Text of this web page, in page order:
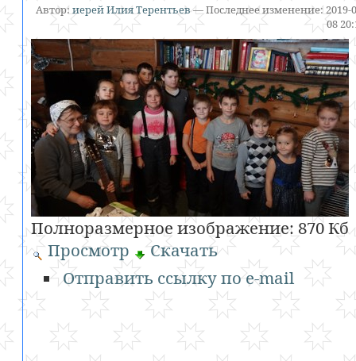
Автор:иерей Илия Терентьев—Последнее изменение:2019-
08
Полноразмерное изображение: 870 Кб
Просмотр
Скачать
Отправить ссылку по e-mail